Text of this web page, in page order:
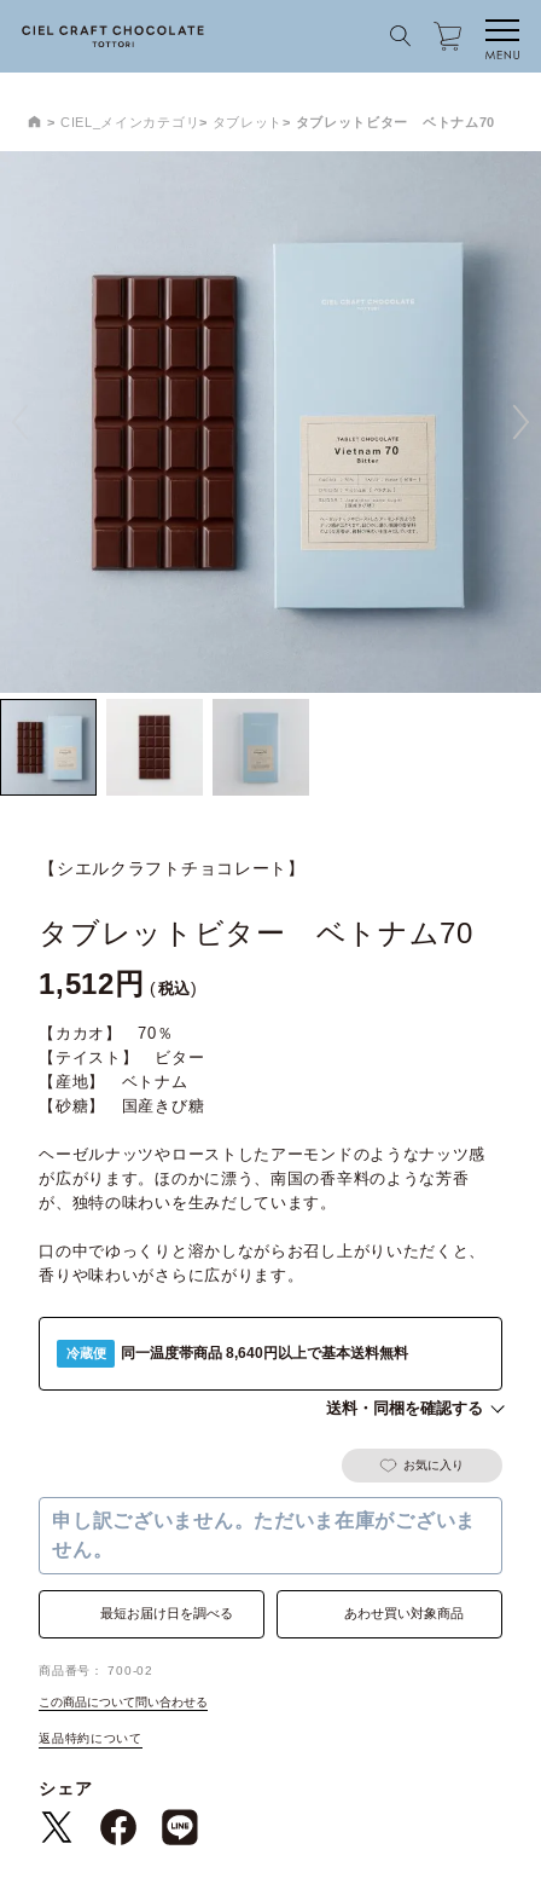
CIEL_メインカテゴリ タブレット タブレットビター ベトナム70
【シエルクラフトチョコレート】
タブレットビター ベトナム70
1,512 税込
【カカオ】 70％
【テイスト】 ビター
【産地】 ベトナム
【砂糖】 国産きび糖
ヘーゼルナッツやローストしたアーモンドのようなナッツ感
が広がります。ほのかに漂う、南国の香辛料のような芳香
が、独特の味わいを生みだしています。
口の中でゆっくりと溶かしながらお召し上がりいただくと、
香りや味わいがさらに広がります。
冷蔵便 同一温度帯商品 8,640円以上で基本送料無料
送料・同梱を確認する
お気に入り
申し訳ございません。ただいま在庫がございま
せん。
最短お届け日を調べる あわせ買い対象商品
商品番号 700-02
この商品について問い合わせる
返品特約について
シェア